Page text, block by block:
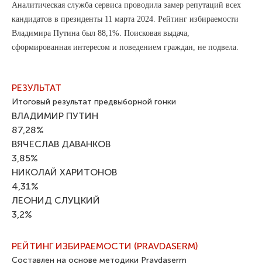
Аналитическая служба сервиса проводила замер репутаций всех
кандидатов в президенты 11 марта 2024. Рейтинг избираемости
Владимира Путина был 88,1%. Поисковая выдача,
сформированная интересом и поведением граждан, не подвела.
РЕЗУЛЬТАТ
Итоговый результат предвыборной гонки
ВЛАДИМИР ПУТИН
87,28%
ВЯЧЕСЛАВ ДАВАНКОВ
3,85%
НИКОЛАЙ ХАРИТОНОВ
4,31%
ЛЕОНИД СЛУЦКИЙ
3,2%
РЕЙТИНГ ИЗБИРАЕМОСТИ (PRAVDASERM)
Составлен на основе методики Pravdaserm